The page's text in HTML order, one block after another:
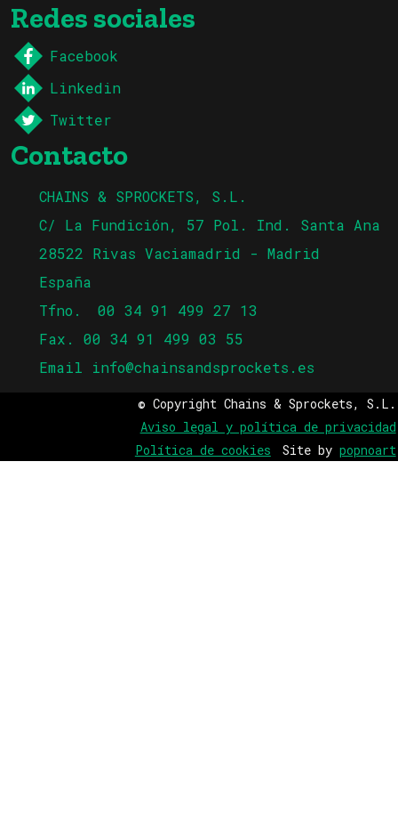
Redes sociales
Facebook
Linkedin
Twitter
Contacto
CHAINS & SPROCKETS, S.L.
C/ La Fundición, 57 Pol. Ind. Santa Ana
28522 Rivas Vaciamadrid - Madrid
España
Tfno.
00 34 91 499 27 13
Fax. 00 34 91 499 03 55
Email info@chainsandsprockets.es
© Copyright Chains & Sprockets, S.L.
Aviso legal y política de privacidad
Política de cookies
Site by popnoart